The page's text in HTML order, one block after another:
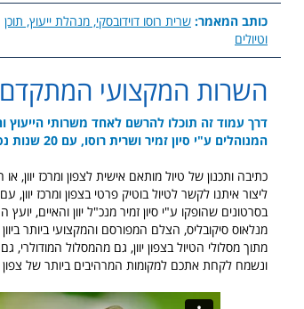
כותב המאמר: שרית רוסו דוידובסקי, מנהלת ייעוץ, תוכן
וטיולים
השרות המקצועי
דרך עמוד זה תוכלו להרשם לאחד משרותי הייעוץ
המנוהלים ע"י סיון זמיר ושרית רוסו, עם 20 שנות נסיון בתכנון טיולים למרכז וצפון יוון.
כתיבה ותכנון של טיול מותאם אישית לצפון ומרכז יוון,
ליצור איתנו לקשר לטיול בוטיק פרטי בצפון ומרכז
בסרטונים שהופקו ע"י סיון זמיר מנכ"ל יוון והאיים, יועץ
מנלאוס סיקובליס, הצלם המפורסם והמקצועי ביותר
מתוך מסלולי הטיול בצפון יוון, גם מהמסלול המודולרי,
ונשמח לקחת אתכם למקומות המרהיבים ביותר של צפון